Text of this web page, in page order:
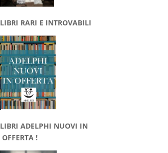
LIBRI RARI E INTROVABILI
LIBRI ADELPHI NUOVI IN
OFFERTA !